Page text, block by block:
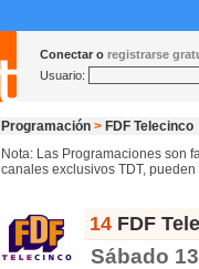
Conectar o registrarse
Usuario:
Programación > FDF Telecinco
Nota: Las Programaciones son
canales exclusivos TDT,
14 FDF
Sábado